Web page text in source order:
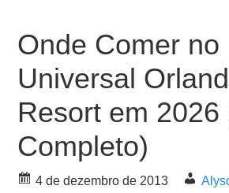
Onde Comer no
Universal
Resort em 2026
Completo)
4 de dezembro de 2013